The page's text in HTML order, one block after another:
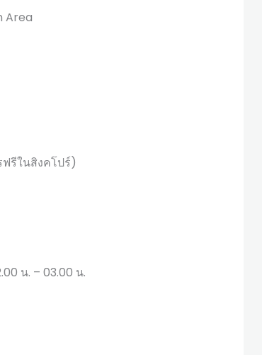
Area
รีในสิงคโปร์)
น. – 03.00 น.